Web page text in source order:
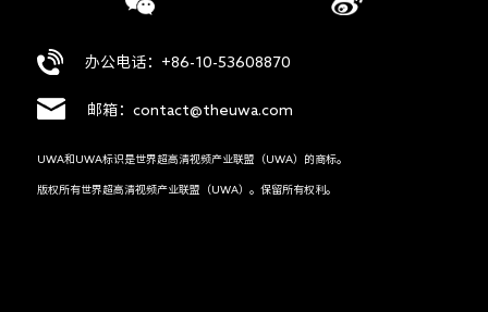
办公电话：+86-10-53608870
邮箱：contact@theuwa.com
UWA和UWA标识是世界超高清视频产业联盟（UWA）的商标。
版权所有世界超高清视频产业联盟（UWA）。保留所有权利。